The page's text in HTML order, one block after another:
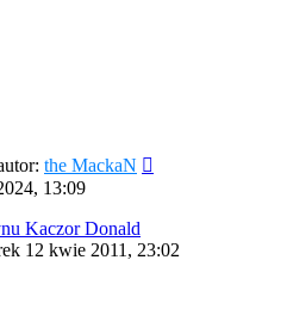
the MackaN
13:09
Kaczor Donald
12 kwie 2011, 23:02